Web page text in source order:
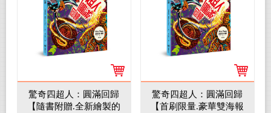
驚奇四超人：圓滿回歸
【隨書附贈.全新繪製的
驚奇四超人：圓滿回歸
【首刷限量.豪華雙海報